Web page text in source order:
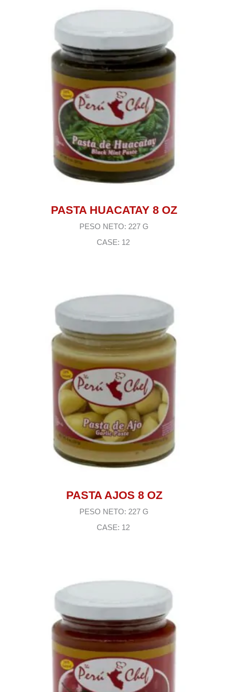
PASTA HUACATAY 8 OZ
PESO NETO: 227 G
CASE: 12
PASTA AJOS 8 OZ
PESO NETO: 227 G
CASE: 12